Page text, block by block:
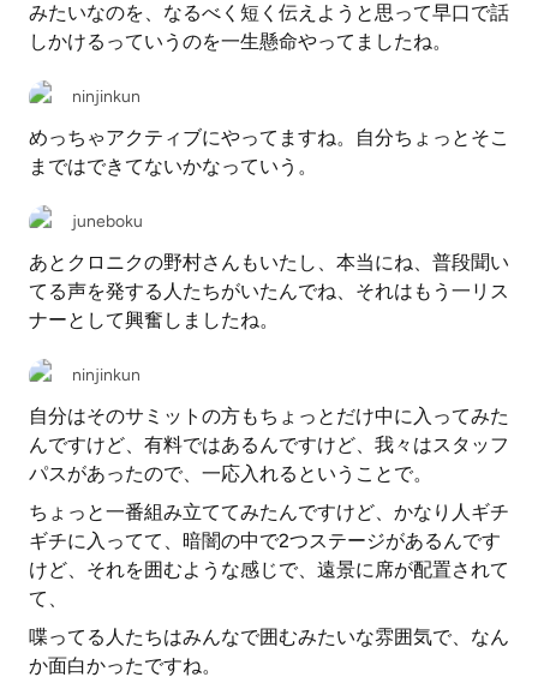
みたいなのを、なるべく短く伝えようと思って早口で話
しかけるっていうのを一生懸命やってましたね。
ninjinkun
めっちゃアクティブにやってますね。自分ちょっとそこ
まではできてないかなっていう。
juneboku
あとクロニクの野村さんもいたし、本当にね、普段聞い
てる声を発する人たちがいたんでね、それはもう一リス
ナーとして興奮しましたね。
ninjinkun
自分はそのサミットの方もちょっとだけ中に入ってみた
んですけど、有料ではあるんですけど、我々はスタッフ
パスがあったので、一応入れるということで。
ちょっと一番組み立ててみたんですけど、かなり人ギチ
ギチに入ってて、暗闇の中で2つステージがあるんです
けど、それを囲むような感じで、遠景に席が配置されて
て、
喋ってる人たちはみんなで囲むみたいな雰囲気で、なん
か面白かったですね。